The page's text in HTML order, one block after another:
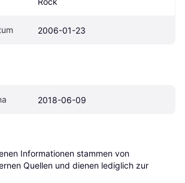
2006-01-23
2018-06-09
Informationen stammen von
Quellen und dienen lediglich zur